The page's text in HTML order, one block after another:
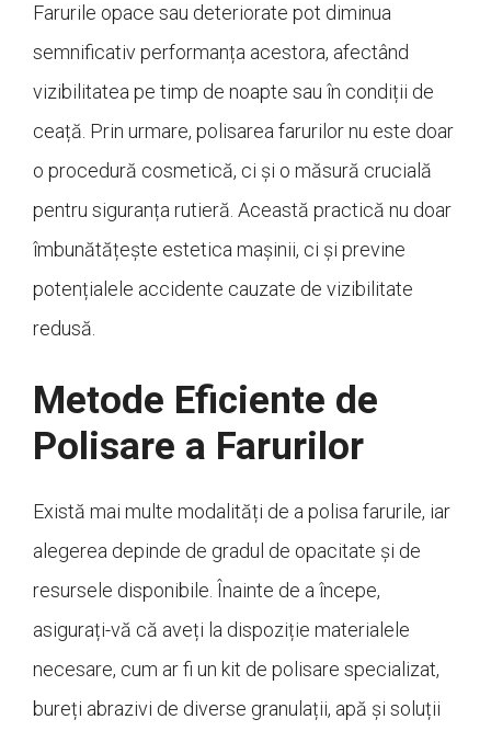
Farurile opace sau deteriorate pot diminua
semnificativ performanța acestora, afectând
vizibilitatea pe timp de noapte sau în condiții de
ceață. Prin urmare, polisarea farurilor nu este doar
o procedură cosmetică, ci și o măsură crucială
pentru siguranța rutieră. Această practică nu doar
îmbunătățește estetica mașinii, ci și previne
potențialele accidente cauzate de vizibilitate
redusă.
Metode Eficiente de
Polisare a Farurilor
Există mai multe modalități de a polisa farurile, iar
alegerea depinde de gradul de opacitate și de
resursele disponibile. Înainte de a începe,
asigurați-vă că aveți la dispoziție materialele
necesare, cum ar fi un kit de polisare specializat,
bureți abrazivi de diverse granulații, apă și soluții